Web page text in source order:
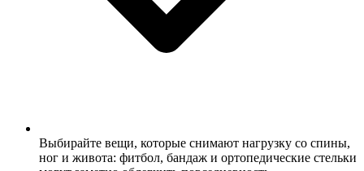
Выбирайте вещи, которые снимают нагрузку со спины,
ног и живота: фитбол, бандаж и ортопедические стельки